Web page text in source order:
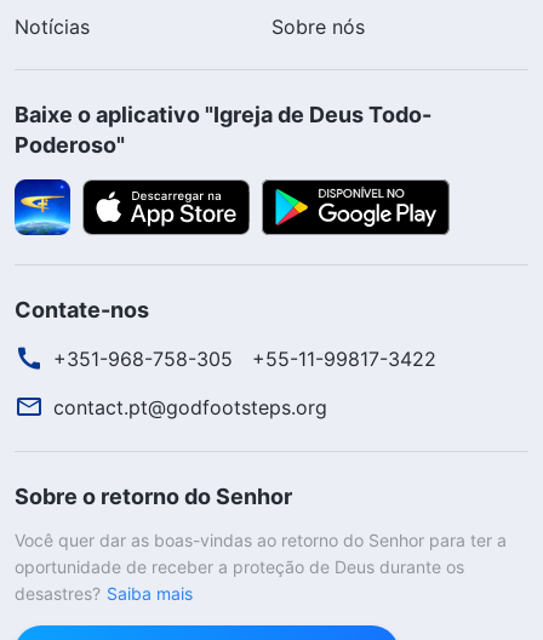
Notícias
Sobre nós
Baixe o aplicativo "Igreja de Deus Todo-
Poderoso"
Contate-nos
+351-968-758-305
+55-11-99817-3422
contact.pt@godfootsteps.org
Sobre o retorno do Senhor
Você quer dar as boas-vindas ao retorno do Senhor para ter a
oportunidade de receber a proteção de Deus durante os
desastres? Saiba mais